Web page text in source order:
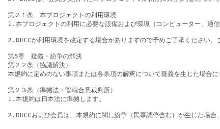
第２１条　本プロジェクトの利用環境
1.本プロジェクトの利用に必要な設備および環境（コンピューター、通
2.DHCCが利用環境を改定する場合がありますので予めご了承ください
第5章　疑義・紛争の解決
第２２条（協議解決）
本規約に定めのない事項または各条項の解釈について疑義を生じた場合
第２３条（準拠法・管轄合意裁判所）
1.本規約は日本法に準拠します。
2.DHCCおよび会員は、本規約に関し紛争（民事調停含む）が生じた場